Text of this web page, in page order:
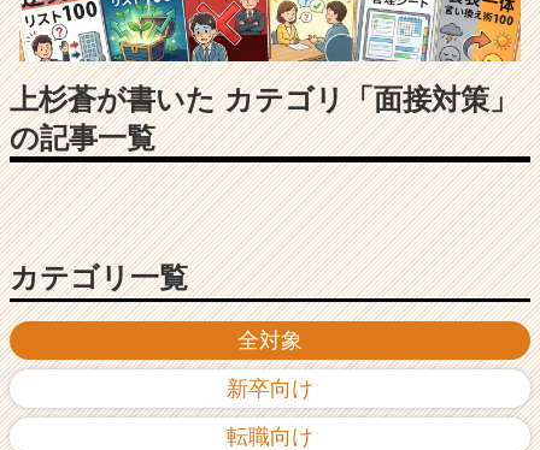
企
業
か
ら
ス
ウ
活
イ
チ
上杉蒼が書いた カテゴリ「面接対策」
の記事一覧
全対象
新卒向け
転職向け
カテゴリ一覧